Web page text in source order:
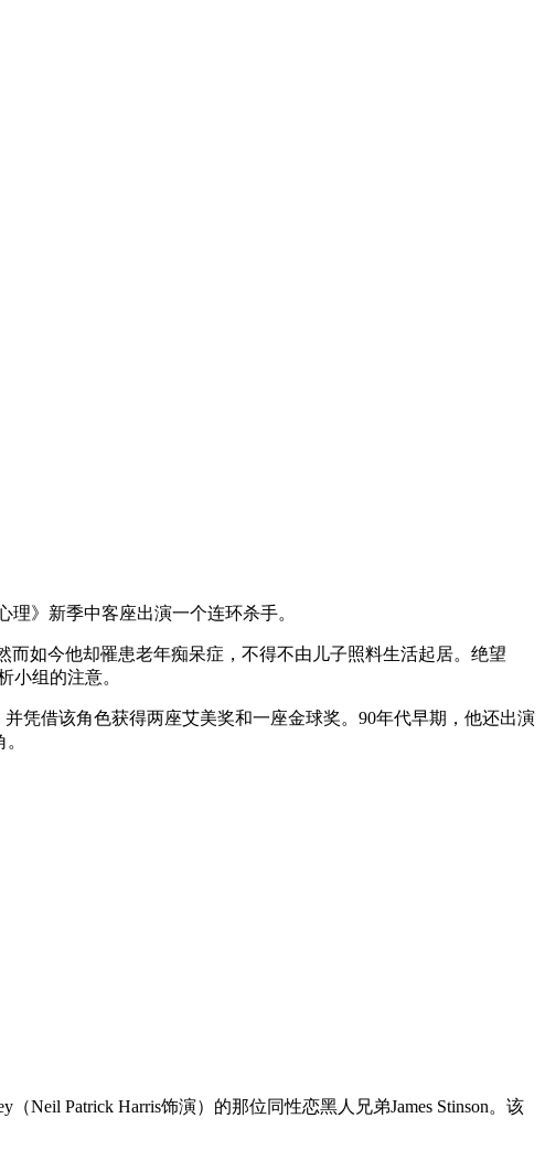
理》新季中客座出演一个连环杀手。
而如今他却罹患老年痴呆症，不得不由儿子照料生活起居。绝望
组的注意。
凭借该角色获得两座艾美奖和一座金球奖。90年代早期，他还出演
Neil Patrick Harris饰演）的那位同性恋黑人兄弟James Stinson。该